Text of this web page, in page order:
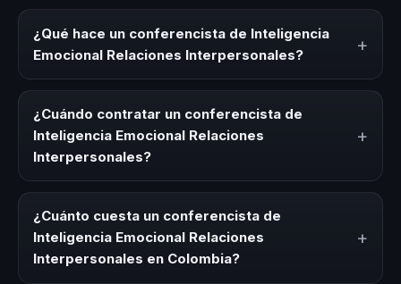
¿Qué hace un conferencista de Inteligencia
Emocional Relaciones Interpersonales?
+
Interpersonales es un experto que comparte
conocimiento, estrategias y experiencias sobre este tema
en eventos corporativos, convenciones y seminarios. Su
objetivo es generar reflexión, inspiración y herramientas
aplicables para la audiencia.
¿Cuándo contratar un conferencista de
Inteligencia Emocional Relaciones
Interpersonales?
+
Emocional Relaciones Interpersonales para kick-offs,
convenciones anuales, programas de desarrollo, eventos
de integración o cuando tu organización necesita
impulsar un cambio cultural relacionado con esta
¿Cuánto cuesta un conferencista de
Inteligencia Emocional Relaciones
Interpersonales en Colombia?
+